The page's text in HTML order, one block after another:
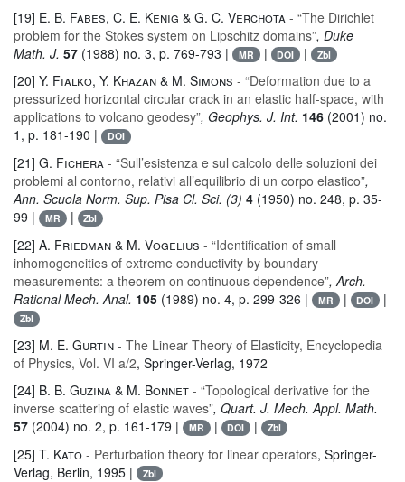
[19] E. B. Fabes, C. E. Kenig & G. C. Verchota - “The Dirichlet
problem for the Stokes system on Lipschitz domains”, Duke
Math. J. 57 (1988) no. 3, p. 769-793 | MR | DOI | Zbl
[20] Y. Fialko, Y. Khazan & M. Simons - “Deformation due to a
pressurized horizontal circular crack in an elastic half-space, with
applications to volcano geodesy”, Geophys. J. Int. 146 (2001) no.
1, p. 181-190 |
DOI
[21] G. Fichera - “Sull’esistenza e sul calcolo delle soluzioni dei
problemi al contorno, relativi all’equilibrio di un corpo elastico”,
Ann. Scuola Norm. Sup. Pisa Cl. Sci. (3) 4 (1950) no. 248, p. 35-
99 |
MR | Zbl
[22] A. Friedman & M. Vogelius - “Identification of small
inhomogeneities of extreme conductivity by boundary
measurements: a theorem on continuous dependence”, Arch.
Rational Mech. Anal. 105 (1989) no. 4, p. 299-326 | MR | DOI |
Zbl
[23] M. E. Gurtin - The Linear Theory of Elasticity, Encyclopedia
of Physics, Vol. VI a/2, Springer-Verlag, 1972
[24] B. B. Guzina & M. Bonnet - “Topological derivative for the
inverse scattering of elastic waves”, Quart. J. Mech. Appl. Math.
57 (2004) no. 2, p. 161-179 | MR | DOI | Zbl
[25] T. Kato - Perturbation theory for linear operators, Springer-
Verlag, Berlin, 1995 |
Zbl